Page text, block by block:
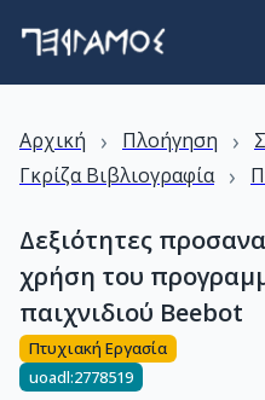
Αρχική › Πλοήγηση ›
Γκρίζα Βιβλιογραφία ›
Δεξιότητες
χρήση του
παιχνιδιού Beebot
Πτυχιακή Εργασία
uoadl:2778519